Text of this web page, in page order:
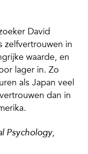
David
zelfvertrouwen in
waarde, en
lager in. Zo
als Japan veel
dan in
Psychology,